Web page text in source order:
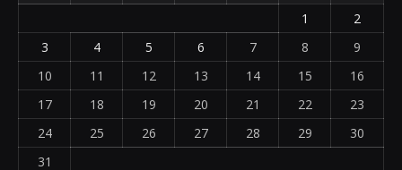
1
2
3
4 5 6 7 8
9
10
11 12 13 14 15
16
17
18 19 20 21 22
23
24
25 26 27 28 29
30
31